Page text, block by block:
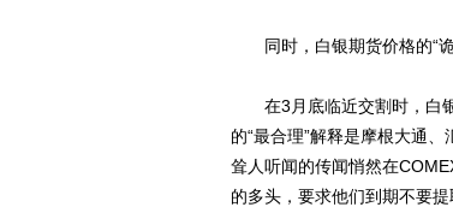
同时，白银期货价格的“诡
在3月底临近交割时，白银
的“最合理”解释是摩根大通
耸人听闻的传闻悄然在
的多头，要求他们到期不要提